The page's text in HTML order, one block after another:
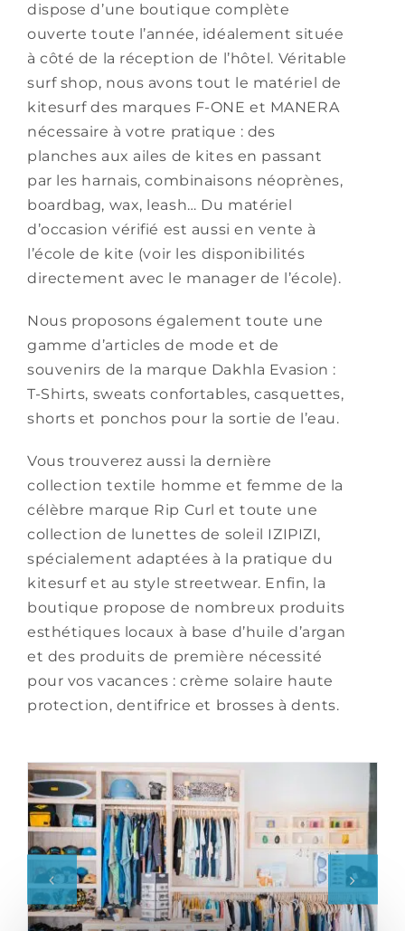
dispose d’une boutique complète
ouverte toute l’année, idéalement située
à côté de la réception de l’hôtel. Véritable
surf shop, nous avons tout le matériel de
kitesurf des marques F-ONE et MANERA
nécessaire à votre pratique : des
planches aux ailes de kites en passant
par les harnais, combinaisons néoprènes,
boardbag, wax, leash… Du matériel
d’occasion vérifié est aussi en vente à
l’école de kite (voir les disponibilités
directement avec le manager de l’école).
Nous proposons également toute une
gamme d’articles de mode et de
souvenirs de la marque Dakhla Evasion :
T-Shirts, sweats confortables, casquettes,
shorts et ponchos pour la sortie de l’eau.
Vous trouverez aussi la dernière
collection textile homme et femme de la
célèbre marque Rip Curl et toute une
collection de lunettes de soleil IZIPIZI,
spécialement adaptées à la pratique du
kitesurf et au style streetwear. Enfin, la
boutique propose de nombreux produits
esthétiques locaux à base d’huile d’argan
et des produits de première nécessité
pour vos vacances : crème solaire haute
protection, dentifrice et brosses à dents.